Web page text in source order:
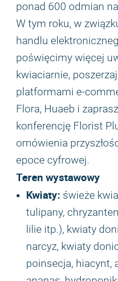
ponad 600 odmian
W tym roku, w
handlu
poświęcimy więcej
kwiaciarnie,
platformami e-
Flora, Huaeb i
konferencję Florist
omówienia
epoce cyfrowej.
Teren wystawowy
Kwiaty: świeże
tulipany,
lilie itp.), kwiaty
narcyz, kwiaty
poinsecja, hiacynt,